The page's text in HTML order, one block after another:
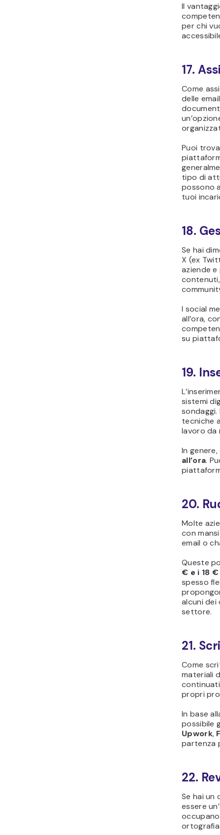
Il
per chi
17.
Come
delle
Puoi
tipo di
possono
tuoi
18.
Se hai
X (ex
aziende
I social
all’ora,
su
19.
sistemi
tecniche
lavoro da
In
all’ora.
20.
Molte
con
email o
Queste
€ e i 18 €
spesso
alcuni dei
settore.
21.
Come
materiali
propri
In base
possibile
Upwork,
partenza
22.
Se hai
essere